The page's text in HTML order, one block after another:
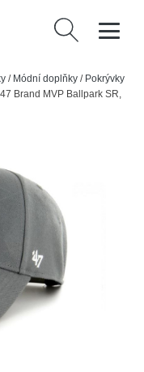
Vyhledávání
/ Módní doplňky / Pokrývky
Brand MVP Ballpark SR,